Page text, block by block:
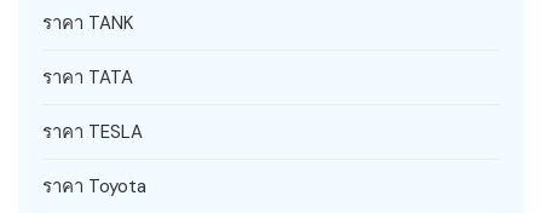
ราคา TANK
ราคา TATA
ราคา TESLA
ราคา Toyota